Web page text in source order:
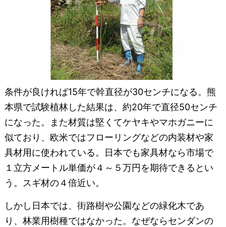
条件が良ければ15年で幹直径が30センチになる。熊
本県で試験植林した結果は、約20年で直径50センチ
になった。また材質は堅くてケヤキやマホガニーに
似ており、欧米ではフローリングなどの内装材や家
具材用に使われている。日本でも家具材なら市場で
１立方メートル単価が４～５万円を期待できるとい
う。スギ材の４倍近い。
しかし日本では、街路樹や公園などの緑化木であ
り、林業用樹種ではなかった。なぜならセンダンの